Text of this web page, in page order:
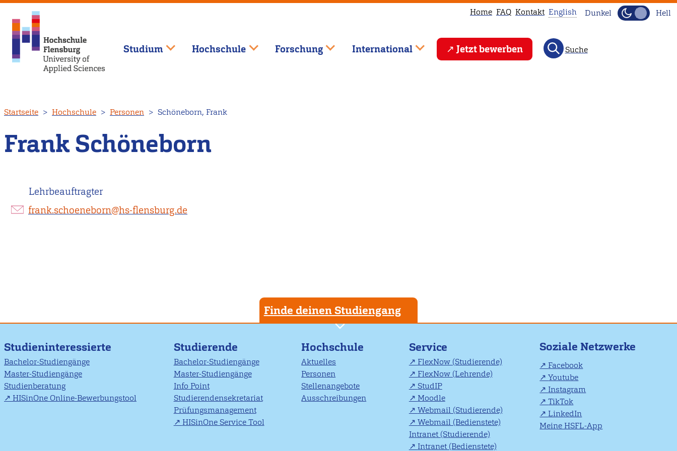
zum
Inhalt
Home FAQ Kontakt
This
page
English Dunkel Hell
Studium Hochschule Forschung International Jetzt bewerben Suche
Startseite Hochschule Personen Schöneborn, Frank
Frank Schöneborn
Lehrbeauftragter
frank.schoeneborn@hs-flensburg.de
Finde deinen Studiengang
Studieninteressierte
Bachelor-Studiengänge
Master-Studiengänge
Studienberatung
HISinOne Online-Bewerbungstool
Studierende
Bachelor-Studiengänge
Master-Studiengänge
Info Point
Studierendensekretariat
Prüfungsmanagement
HISinOne Service Tool
Hochschule
Aktuelles
Personen
Stellenangebote
Ausschreibungen
Service
FlexNow (Studierende)
FlexNow (Lehrende)
StudIP
Moodle
Webmail (Studierende)
Webmail (Bedienstete)
Intranet (Studierende)
Intranet (Bedienstete)
Soziale Netzwerke
Facebook
Youtube
Instagram
TikTok
LinkedIn
Meine HSFL-App